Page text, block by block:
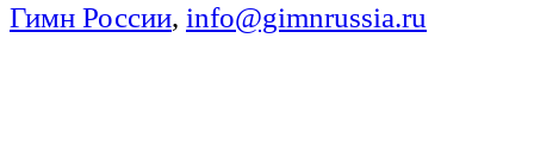
Гимн России, info@gimnrussia.ru